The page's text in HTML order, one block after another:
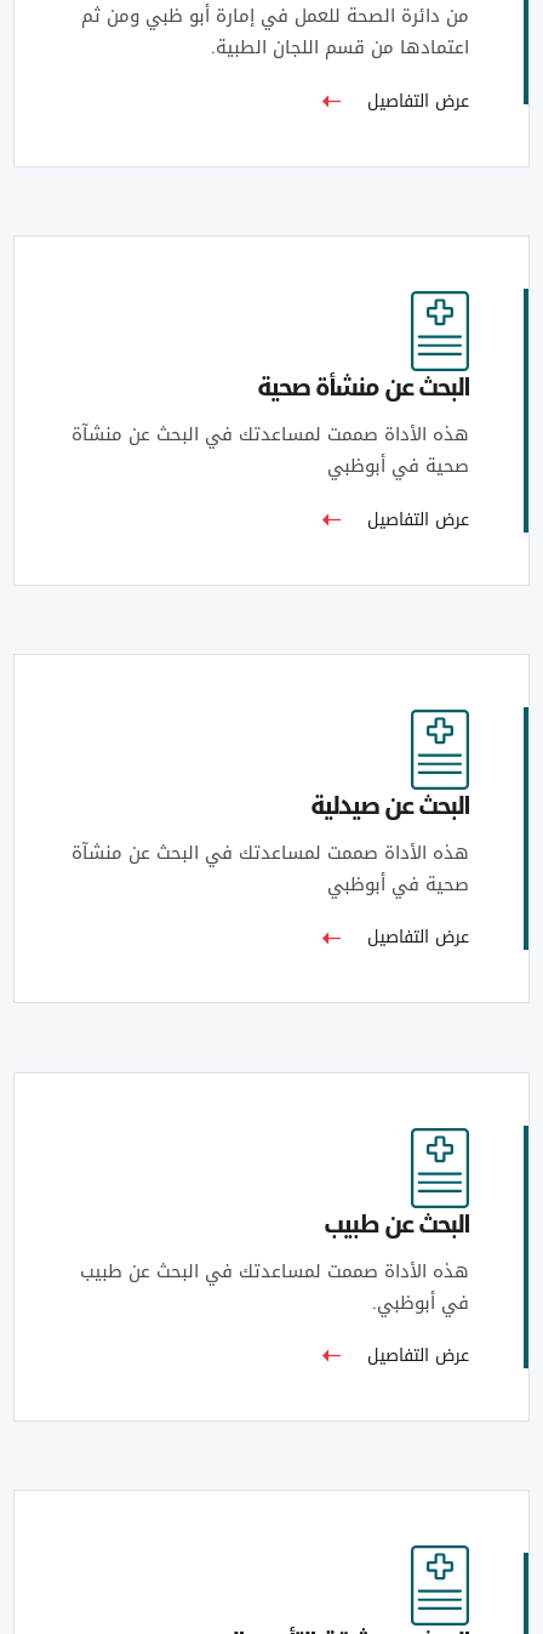
من دائرة الصحة للعمل في إمارة أبو ظبي ومن ثم
اعتمادها من قسم اللجان الطبية.
عرض التفاصيل
البحث عن منشأة صحية
هذه الأداة صممت لمساعدتك في البحث عن منشآة
صحية في أبوظبي
عرض التفاصيل
البحث عن صيدلية
هذه الأداة صممت لمساعدتك في البحث عن منشآة
صحية في أبوظبي
عرض التفاصيل
البحث عن طبيب
هذه الأداة صممت لمساعدتك في البحث عن طبيب
في أبوظبي.
عرض التفاصيل